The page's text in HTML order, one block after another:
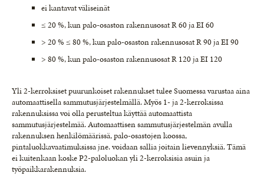
ei kantavat väliseinät
≤ 20 %, kun palo-osaston rakennusosat R 60 ja EI 60
> 20 % ≤ 80 %, kun palo-osaston rakennusosat R 90 ja EI 90
> 80 %, kun palo-osaston rakennusosat R 120 ja EI 120
Yli 2-kerroksiset puurunkoiset rakennukset tulee Suomessa varustaa aina
automaattisella sammutusjärjestelmällä. Myös 1- ja 2-kerroksissa
rakennuksissa voi olla perusteltua käyttää automaattista
sammutusjärjestelmää. Automaattisen sammutusjärjestelmän avulla
rakennuksen henkilömäärissä, palo-osastojen koossa,
pintaluokkavaatimuksissa jne. voidaan sallia joitain lievennyksiä. Tämä
ei kuitenkaan koske P2-paloluokan yli 2-kerroksisia asuin ja
työpaikkarakennuksia.